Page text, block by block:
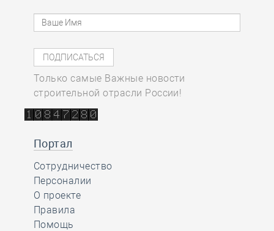
Только самые Важные новости
строительной отрасли России!
Портал
Сотрудничество
Персоналии
О проекте
Правила
Помощь